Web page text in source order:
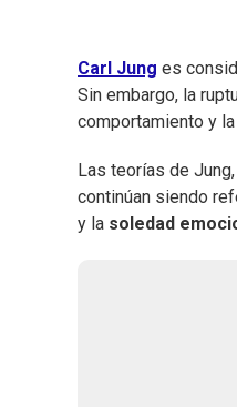
Carl Jung es
Sin embargo, la
comportamiento y
Las teorías de
continúan siendo
y la soledad